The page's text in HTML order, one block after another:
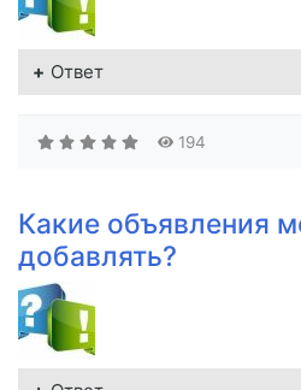
Ответ
194
Какие объявления
добавлять?